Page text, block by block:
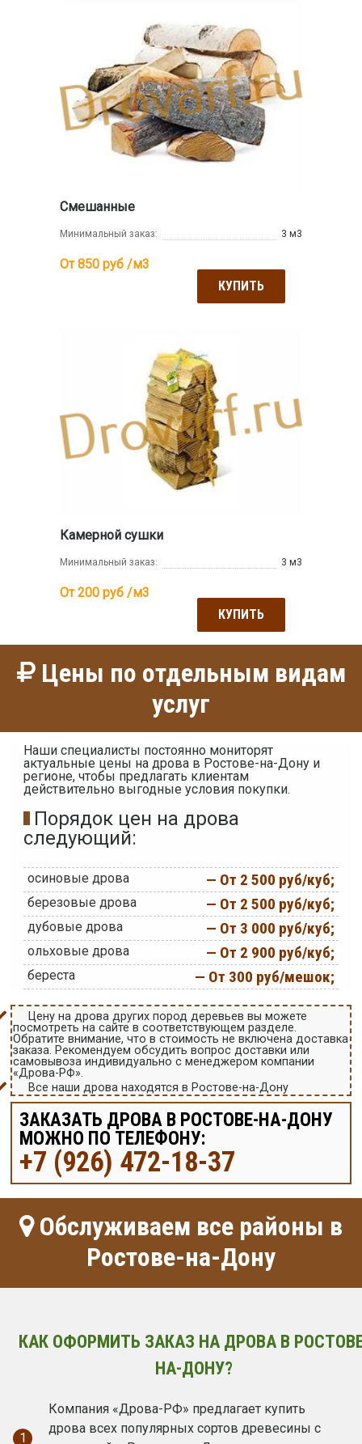
Смешанные
Минимальный заказ: 3 м3
От 850 руб /м3
КУПИТЬ
Камерной сушки
Минимальный заказ: 3 м3
От 200 руб /м3
КУПИТЬ
Цены по отдельным видам
услуг
Наши специалисты постоянно мониторят
актуальные цены на дрова в Ростове-на-Дону и
регионе, чтобы предлагать клиентам
действительно выгодные условия покупки.
Порядок цен на дрова
следующий:
осиновые дрова — От 2 500 руб/куб;
березовые дрова — От 2 500 руб/куб;
дубовые дрова — От 3 000 руб/куб;
ольховые дрова — От 2 900 руб/куб;
береста — От 300 руб/мешок;
Цену на дрова других пород деревьев вы можете
посмотреть на сайте в соответствующем разделе.
Обратите внимание, что в стоимость не включена доставка
заказа. Рекомендуем обсудить вопрос доставки или
самовывоза индивидуально с менеджером компании
«Дрова-РФ».
Все наши дрова находятся в Ростове-на-Дону
ЗАКАЗАТЬ ДРОВА В РОСТОВЕ-НА-ДОНУ
МОЖНО ПО ТЕЛЕФОНУ:
+7 (926) 472-18-37
Обслуживаем все районы в
Ростове-на-Дону
КАК ОФОРМИТЬ ЗАКАЗ НА ДРОВА В
НА-ДОНУ?
1
Компания «Дрова-РФ» предлагает купить
дрова всех популярных сортов древесины с